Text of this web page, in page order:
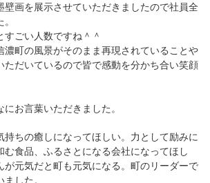
壁画を展示させていただきましたので社員全
ごい人数ですね＾＾
濃町の風景がそのまま再現されていることや
ただいているので皆で感動を分かち合い笑顔
お言葉いただきました。
持ちの癒しになってほしい。力として励みに
む食品、ふるさとになる会社になってほし
が元気だと町も元気になる。町のリーダーで
した。